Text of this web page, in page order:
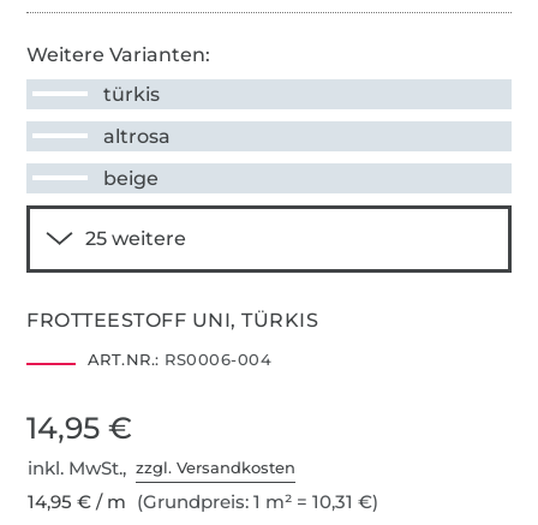
Weitere Varianten:
türkis
altrosa
beige
FROTTEESTOFF UNI, TÜRKIS
ART.NR.: RS0006-004
14,95 €
inkl. MwSt.,zzgl. Versandkosten
14,95 € / m (Grundpreis: 1 m² = 10,31 €)